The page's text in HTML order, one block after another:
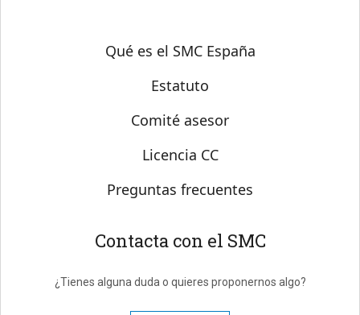
Sobre SMC España
Qué es el SMC España
Estatuto
Comité asesor
Licencia CC
Preguntas frecuentes
Contacta con el SMC
¿Tienes alguna duda o quieres proponernos algo?